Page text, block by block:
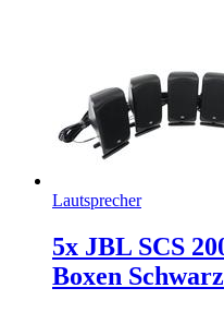
Lautsprecher
5x JBL SCS
Boxen Schwarz